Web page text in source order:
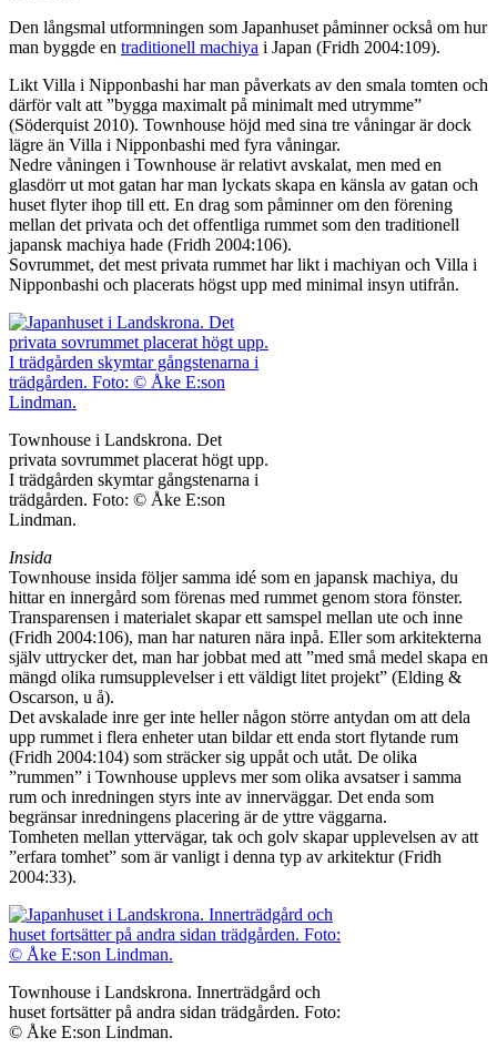
Den långsmal utformningen som Japanhuset påminner också om hur
man byggde en traditionell machiya i Japan (Fridh 2004:109).
Likt Villa i Nipponbashi har man påverkats av den smala tomten och
därför valt att ”bygga maximalt på minimalt med utrymme”
(Söderquist 2010). Townhouse höjd med sina tre våningar är dock
lägre än Villa i Nipponbashi med fyra våningar.
Nedre våningen i Townhouse är relativt avskalat, men med en
glasdörr ut mot gatan har man lyckats skapa en känsla av gatan och
huset flyter ihop till ett. En drag som påminner om den förening
mellan det privata och det offentliga rummet som den traditionell
japansk machiya hade (Fridh 2004:106).
Sovrummet, det mest privata rummet har likt i machiyan och Villa i
Nipponbashi och placerats högst upp med minimal insyn utifrån.
Townhouse i Landskrona. Det
privata sovrummet placerat högt upp.
I trädgården skymtar gångstenarna i
trädgården. Foto: © Åke E:son
Lindman.
Insida
Townhouse insida följer samma idé som en japansk machiya, du
hittar en innergård som förenas med rummet genom stora fönster.
Transparensen i materialet skapar ett samspel mellan ute och inne
(Fridh 2004:106), man har naturen nära inpå. Eller som arkitekterna
själv uttrycker det, man har jobbat med att ”med små medel skapa en
mängd olika rumsupplevelser i ett väldigt litet projekt” (Elding &
Oscarson, u å).
Det avskalade inre ger inte heller någon större antydan om att dela
upp rummet i flera enheter utan bildar ett enda stort flytande rum
(Fridh 2004:104) som sträcker sig uppåt och utåt. De olika
”rummen” i Townhouse upplevs mer som olika avsatser i samma
rum och inredningen styrs inte av innerväggar. Det enda som
begränsar inredningens placering är de yttre väggarna.
Tomheten mellan yttervägar, tak och golv skapar upplevelsen av att
”erfara tomhet” som är vanligt i denna typ av arkitektur (Fridh
2004:33).
Townhouse i Landskrona. Innerträdgård och
huset fortsätter på andra sidan trädgården. Foto:
© Åke E:son Lindman.